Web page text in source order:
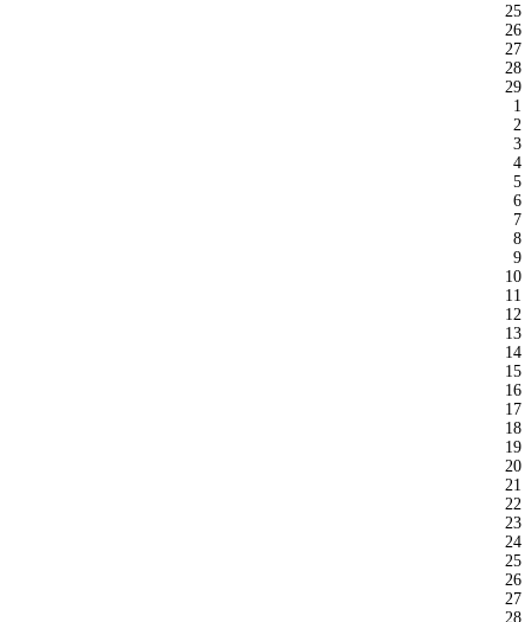
25
26
27
28
29
1
2
3
4
5
6
7
8
9
10
11
12
13
14
15
16
17
18
19
20
21
22
23
24
25
26
27
28